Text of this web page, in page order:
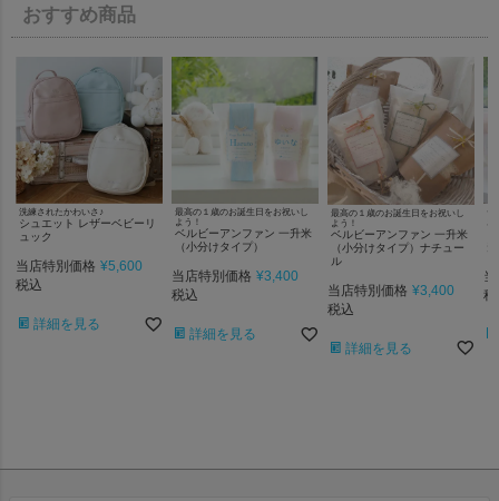
おすすめ商品
洗練されたかわいさ♪
シュエット レザーベビーリ
ュック
当店特別価格 ¥5,600
税込
詳細を見る
最高の１歳のお誕生日をお祝いし
よう！
ベルビーアンファン 一升米
（小分けタイプ）
当店特別価格 ¥3,400
税込
詳細を見る
最高の１歳のお誕生日をお祝いし
よう！
ベルビーアンファン 一升米
（小分けタイプ）ナチュー
ル
当店特別価格 ¥3,400
税込
詳細を見る
一
お
税